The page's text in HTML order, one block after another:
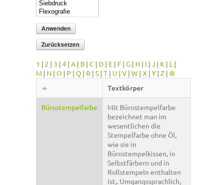
1 | 2 | 3 | 4 | A | B | C | D | E | F | G | H | I | J | K | L |
M | N | O | P | Q | R | S | T | U | V | W | X | Y | Z | ®
Textkörper
Bürostempelfarbe
Mit Bürostempelfarbe
bezeichnet man im
wesentlichen die
Stempelfarbe ohne Öl,
wie sie in
Bürostempelkissen, in
Selbstfärbern und in
Rollstempeln enthalten
ist,. Umgangssprachlich,